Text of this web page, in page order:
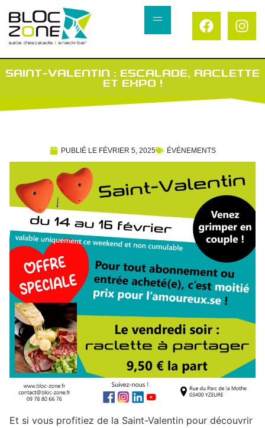
SAINT-VALENTIN : ESCALADE, RACLETTE
ET EXPO !
PUBLIÉ LE FÉVRIER 5, 2025 ÉVÉNEMENTS
Et si vous profitiez de la Saint-Valentin pour découvrir